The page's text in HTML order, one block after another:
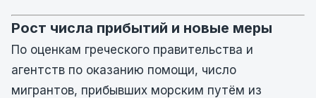
Рост числа прибытий и новые меры
По оценкам греческого правительства и
агентств по оказанию помощи, число
мигрантов, прибывших морским путём из